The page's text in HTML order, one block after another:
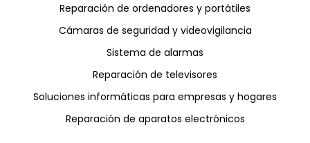
Reparación de ordenadores y portátiles
Cámaras de seguridad y videovigilancia
Sistema de alarmas
Reparación de televisores
Soluciones informáticas para empresas y hogares
Reparación de aparatos electrónicos